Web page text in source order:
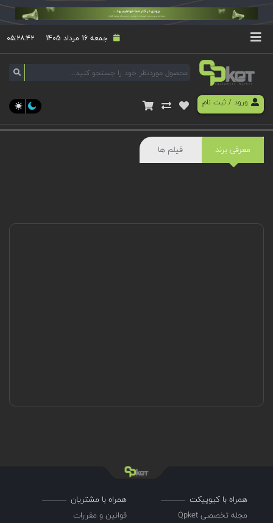
جمعه 16 مرداد 1405 ۰۵:۲۸:۴۲
ورود/ ثبت نام
معرفی برند فیلم ها
همراه با کیوپیکت
مجله تخصصی Qpket
همراه با مشتریان
قوانین و مقررات